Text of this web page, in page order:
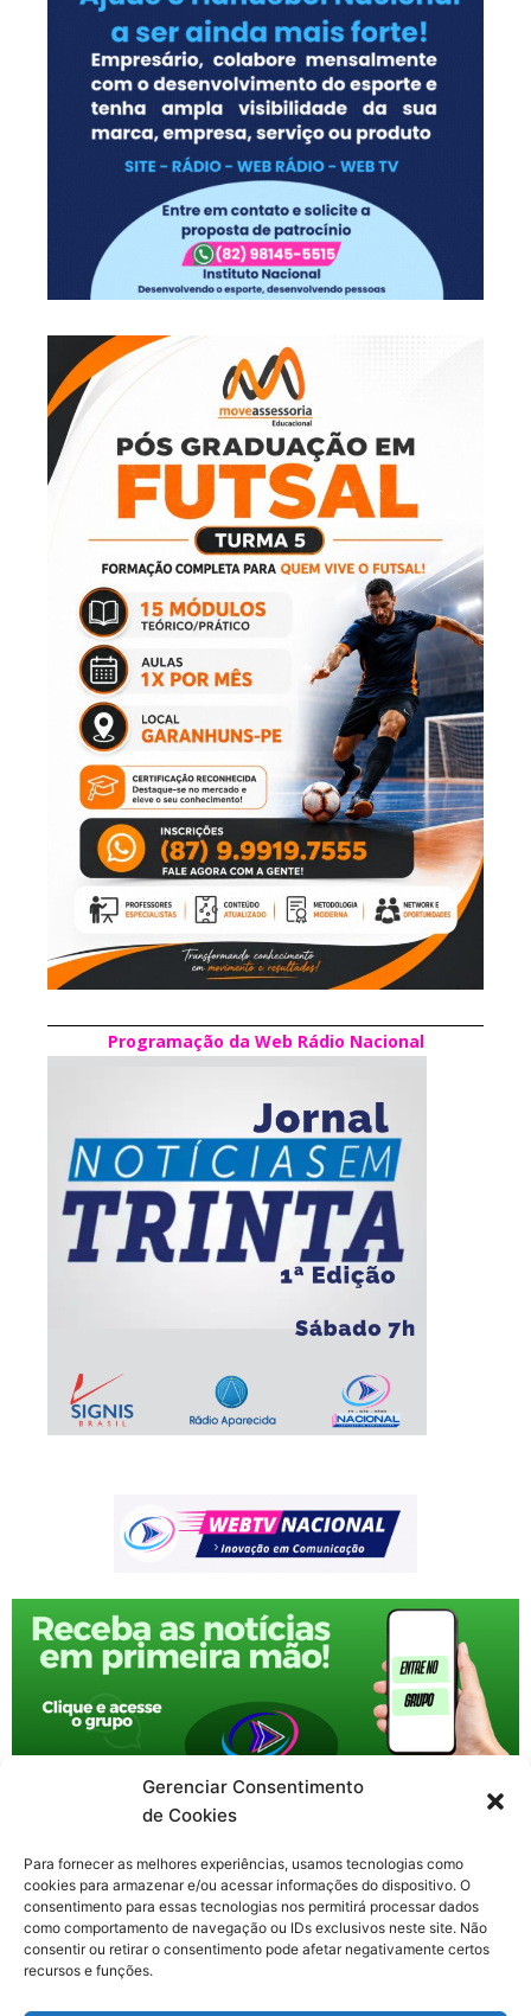
Gerenciar Consentimento
de Cookies
Para fornecer as melhores experiências, usamos tecnologias como
cookies para armazenar e/ou acessar informações do dispositivo. O
consentimento para essas tecnologias nos permitirá processar dados
como comportamento de navegação ou IDs exclusivos neste site. Não
consentir ou retirar o consentimento pode afetar negativamente certos
recursos e funções.
Programação da Web Rádio Nacional